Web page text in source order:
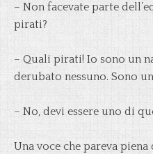
– Non facevate parte
pirati?
– Quali pirati! Io sono un
derubato nessuno. Sono
– No, devi essere uno di
Una voce che pareva